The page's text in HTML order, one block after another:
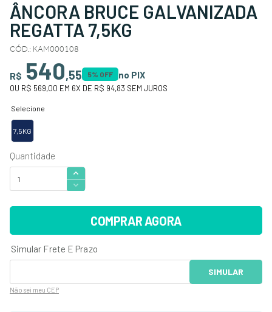
ÂNCORA BRUCE GALVANIZADA
REGATTA 7,5KG
CÓD.: KAM000108
R$ 540,55 5% OFF no PIX
OU R$ 569,00 EM 6X DE R$ 94,83 SEM JUROS
7,5KG
COMPRAR AGORA
Não sei meu CEP